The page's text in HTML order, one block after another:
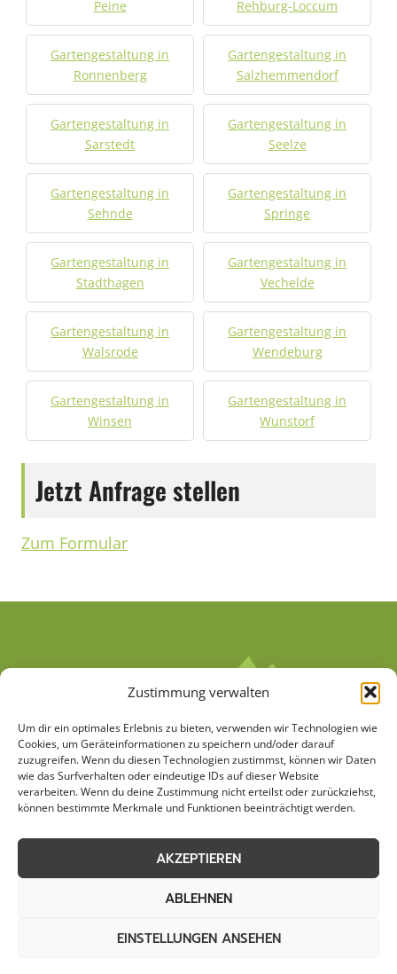
Zustimmung verwalten
Um dir ein optimales Erlebnis zu bieten, verwenden wir Technologien wie
Cookies, um Geräteinformationen zu speichern und/oder darauf
zuzugreifen. Wenn du diesen Technologien zustimmst, können wir Daten
wie das Surfverhalten oder eindeutige IDs auf dieser Website
verarbeiten. Wenn du deine Zustimmung nicht erteilst oder zurückziehst,
können bestimmte Merkmale und Funktionen beeinträchtigt werden.
AKZEPTIEREN
ABLEHNEN
EINSTELLUNGEN ANSEHEN
Peine
Rehburg-Loccum
Gartengestaltung in
Ronnenberg
Gartengestaltung in
Salzhemmendorf
Gartengestaltung in
Sarstedt
Gartengestaltung in
Seelze
Gartengestaltung in
Sehnde
Gartengestaltung in
Springe
Gartengestaltung in
Stadthagen
Gartengestaltung in
Vechelde
Gartengestaltung in
Walsrode
Gartengestaltung in
Wendeburg
Gartengestaltung in
Winsen
Gartengestaltung in
Wunstorf
Jetzt Anfrage stellen
Zum Formular
AGB
Datenschutzerklärung
Cookie-Richtlinie (EU)
Kontakt
Impressum
Sitemap